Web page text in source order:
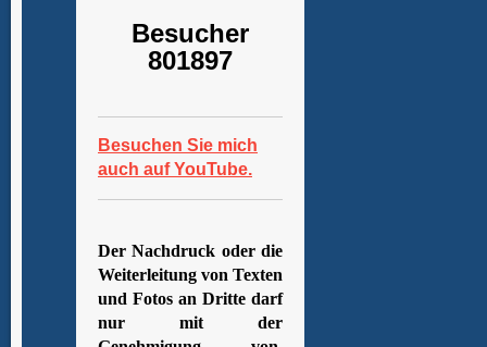
Besucher
801897
Besuchen Sie mich
auch auf YouTube.
Der Nachdruck oder die
Weiterleitung von Texten
und Fotos an Dritte darf
nur mit der